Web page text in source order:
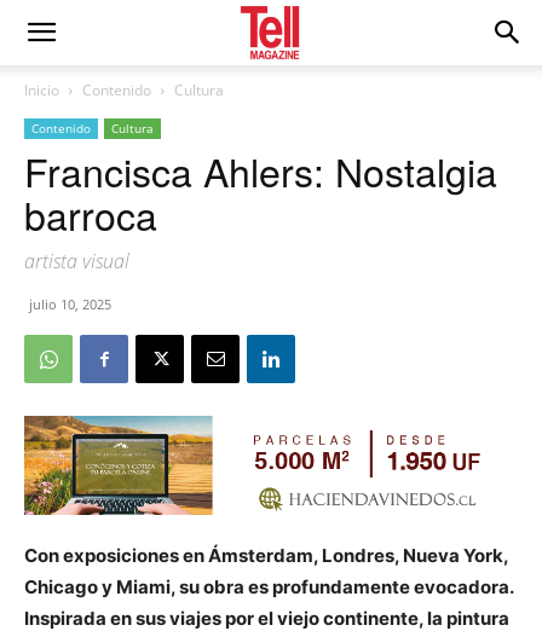
Inicio Contenido Cultura
Contenido Cultura
Francisca Ahlers: Nostalgia
barroca
artista visual
julio 10, 2025
Con exposiciones en Ámsterdam, Londres, Nueva York,
Chicago y Miami, su obra es profundamente evocadora.
Inspirada en sus viajes por el viejo continente, la pintura